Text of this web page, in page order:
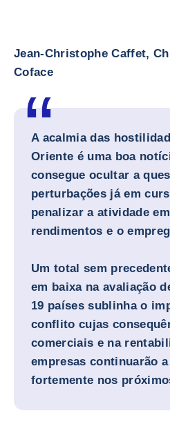
Jean-Christophe Caffet,
Coface
A acalmia das
Oriente é uma boa
consegue ocultar a
perturbações já em
penalizar a atividade
rendimentos e o
Um total sem
em baixa na avaliação
19 países sublinha o
conflito cujas
comerciais e na
empresas continuarão
fortemente nos